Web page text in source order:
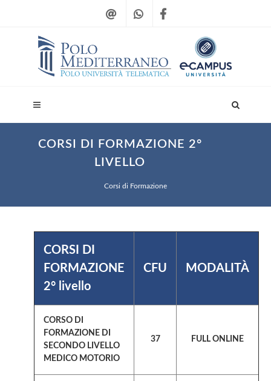
CORSI DI FORMAZIONE 2°
LIVELLO
Corsi di Formazione
CORSI DI
FORMAZIONE
2° livello
CFU MODALITÀ
CORSO DI
FORMAZIONE DI
SECONDO LIVELLO
MEDICO MOTORIO
37 FULL ONLINE